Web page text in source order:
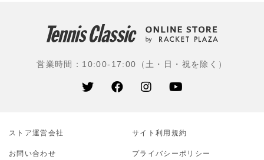
営業時間：10:00-17:00（土・日・祝を除く）
ストア運営会社 サイト利⽤規約
お問い合わせ プライバシーポリシー